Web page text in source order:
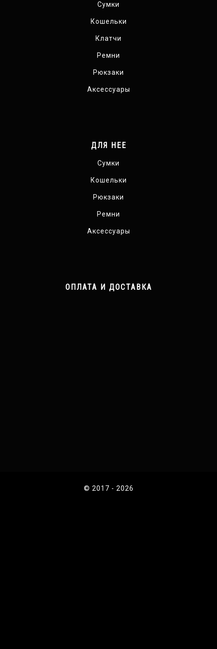
Сумки
Кошельки
Клатчи
Ремни
Рюкзаки
Аксессуары
ДЛЯ НЕЕ
Сумки
Кошельки
Рюкзаки
Ремни
Аксессуары
ОПЛАТА И ДОСТАВКА
© 2017 - 2026